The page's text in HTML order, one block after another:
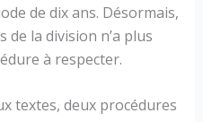
de dix ans. Désormais,
la division n’a plus
à respecter.
textes, deux procédures